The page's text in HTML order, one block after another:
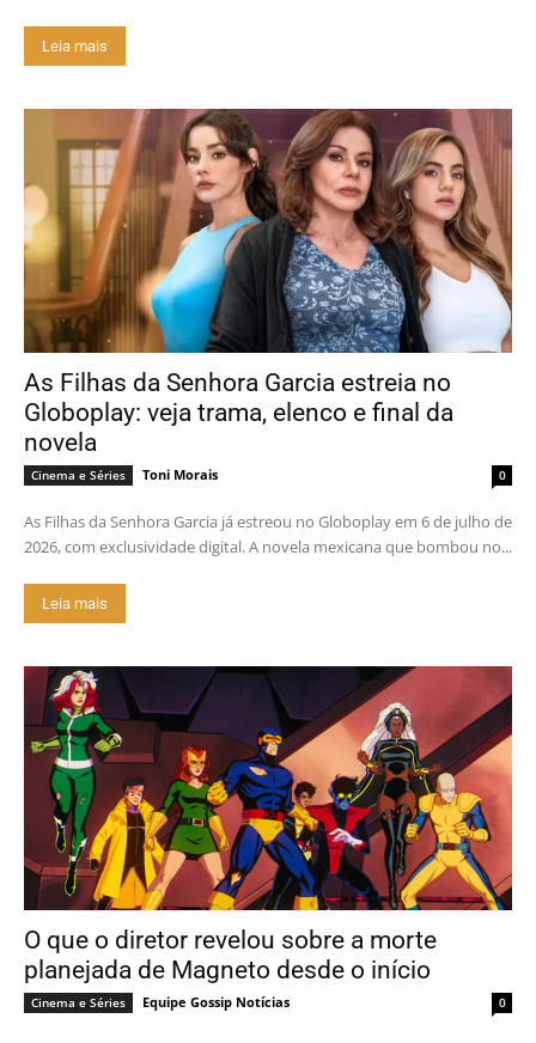
Leia mais
As Filhas da Senhora Garcia estreia no
Globoplay: veja trama, elenco e final da
novela
Cinema e Séries Toni Morais 0
As Filhas da Senhora Garcia já estreou no Globoplay em 6 de julho de
2026, com exclusividade digital. A novela mexicana que bombou no...
Leia mais
O que o diretor revelou sobre a morte
planejada de Magneto desde o início
Cinema e Séries Equipe Gossip Notícias 0